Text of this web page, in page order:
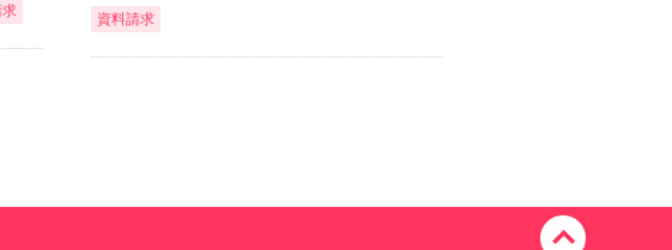
求 資料請求